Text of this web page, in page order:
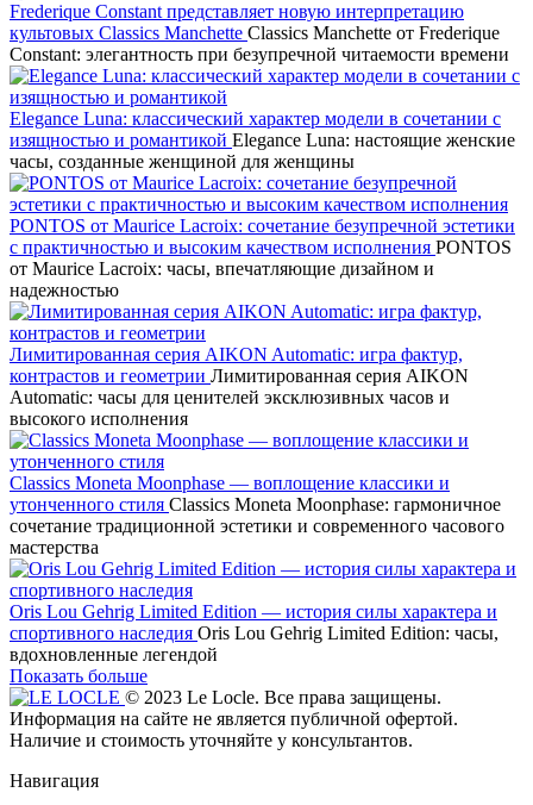
Frederique Constant представляет новую интерпретацию
культовых Classics Manchette Classics Manchette от Frederique
Constant: элегантность при безупречной читаемости времени
Elegance Luna: классический характер модели в сочетании с
изящностью и романтикой Elegance Luna: настоящие женские
часы, созданные женщиной для женщины
PONTOS от Maurice Lacroix: сочетание безупречной эстетики
с практичностью и высоким качеством исполнения PONTOS
от Maurice Lacroix: часы, впечатляющие дизайном и
надежностью
Лимитированная серия AIKON Automatic: игра фактур,
контрастов и геометрии Лимитированная серия AIKON
Automatic: часы для ценителей эксклюзивных часов и
высокого исполнения
Classics Moneta Moonphase — воплощение классики и
утонченного стиля Classics Moneta Moonphase: гармоничное
сочетание традиционной эстетики и современного часового
мастерства
Oris Lou Gehrig Limited Edition — история силы характера и
спортивного наследия Oris Lou Gehrig Limited Edition: часы,
вдохновленные легендой
Показать больше
© 2023 Le Locle. Все права защищены.
Информация на сайте не является публичной офертой.
Наличие и стоимость уточняйте у консультантов.
Навигация